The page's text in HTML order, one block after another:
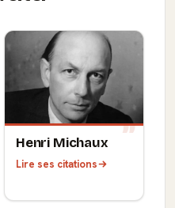
Henri Michaux
Lire ses citations